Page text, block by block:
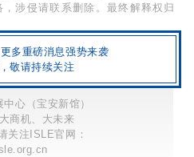
涉侵请联系删除。最终解释权归
多重磅消息强势来袭
敬请持续关注
心（宝安新馆）
商机、大未来
关注ISLE官网：